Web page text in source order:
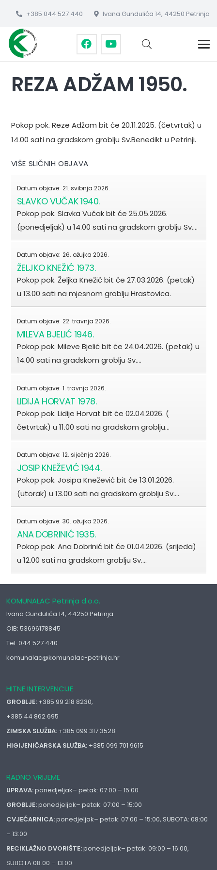
+385 044 527 440 Ivana Gundulića 14, 44250 Petrinja
REZA ADŽAM 1950.
Pokop pok. Reze Adžam bit će 20.11.2025. (četvrtak) u
14.00 sati na gradskom groblju Sv.Benedikt u Petrinji.
VIŠE SLIČNIH OBJAVA
Datum objave: 21. svibnja 2026.
SLAVKO VUČAK 1940.
Pokop pok. Slavka Vučak bit će 25.05.2026.
(ponedjeljak) u 14.00 sati na gradskom groblju Sv.…
Datum objave: 26. ožujka 2026.
ŽELJKO KNEŽIĆ 1973.
Pokop pok. Željka Knežić bit će 27.03.2026. (petak)
u 13.00 sati na mjesnom groblju Hrastovica.
Datum objave: 22. travnja 2026.
MILEVA BJELIĆ 1946.
Pokop pok. Mileve Bjelić bit će 24.04.2026. (petak) u
14.00 sati na gradskom groblju Sv.…
Datum objave: 1. travnja 2026.
LIDIJA HORVAT 1978.
Pokop pok. Lidije Horvat bit će 02.04.2026. (
četvrtak) u 11.00 sati na gradskom groblju…
Datum objave: 12. siječnja 2026.
JOSIP KNEŽEVIĆ 1944.
Pokop pok. Josipa Knežević bit će 13.01.2026.
(utorak) u 13.00 sati na gradskom groblju Sv.…
Datum objave: 30. ožujka 2026.
ANA DOBRINIĆ 1935.
Pokop pok. Ana Dobrinić bit će 01.04.2026. (srijeda)
u 12.00 sati na gradskom groblju Sv.…
KOMUNALAC Petrinja d.o.o.
Ivana Gundulića 14, 44250 Petrinja
OIB: 53696178845
Tel: 044 527 440
komunalac@komunalac-petrinja.hr
HITNE INTERVENCIJE
GROBLJE: +385 99 218 8230,
+385 44 862 695
ZIMSKA SLUŽBA: +385 099 317 3528
HIGIJENIČARSKA SLUŽBA: +385 099 701 9615
RADNO VRIJEME
UPRAVA:ponedjeljak– petak: 07:00 – 15:00
GROBLJE:ponedjeljak– petak: 07:00 – 15:00
CVJEĆARNICA:ponedjeljak– petak: 07:00 – 15:00, SUBOTA: 08:00
– 13:00
RECIKLAŽNO DVORIŠTE:ponedjeljak– petak: 09:00 – 16:00,
SUBOTA 08:00 – 13:00